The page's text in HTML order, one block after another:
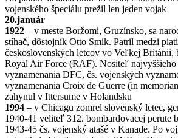
vojenského špeciálu prežil len jeden vojak
20.január
1922 – v meste Boržomi, Gruzínsko, sa
stíhač, dôstojník Otto Smik. Patril medzi
československých letcov vo Veľkej Británii,
Royal Air Force (RAF). Nositeľ najvyššieho
vyznamenania DFC, čs. vojenských
vyznamenania Croix de Guerre (in
zahynul v Ittersume v Holandsku
1994 – v Chicagu zomrel slovenský letec,
1940-41 veliteľ 312. bombardovacej perute
1943-45 čs. vojenský atašé v Kanade. Po